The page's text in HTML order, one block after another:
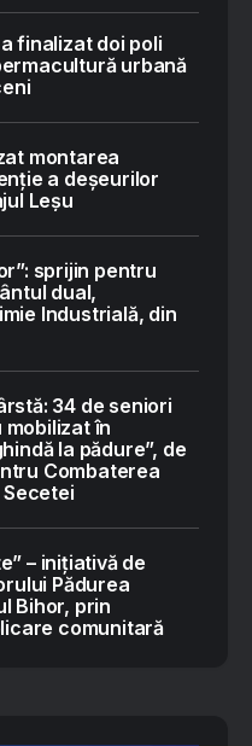
finalizat doi poli
urbană
montarea
a deșeurilor
Leșu
sprijin pentru
dual,
Industrială, din
34 de seniori
în
la pădure”, de
Combaterea
– inițiativă de
Pădurea
Bihor, prin
comunitară